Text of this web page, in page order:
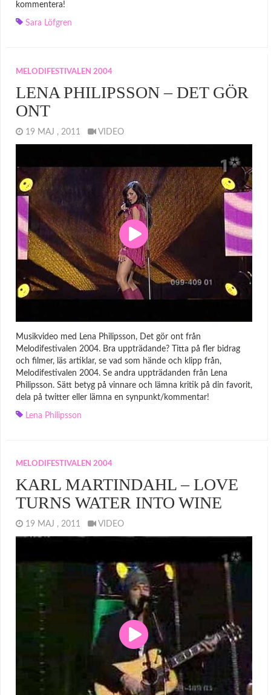
kommentera!
Sara Löfgren
MELODIFESTIVALEN 2004
LENA PHILIPSSON – DET GÖR
ONT
19 MAJ , 2011 VIDEO
Musikvideo med Lena Philipsson, Det gör ont från
Melodifestivalen 2004. Bra uppträdande? Titta på fler bidrag
och filmer, läs artiklar, se vad som hände och klipp från,
Melodifestivalen 2004. Se andra uppträdanden från Lena
Philipsson. Sätt betyg på vinnare och lämna kritik på din favorit,
dela på twitter eller lämna en synpunkt/kommentar!
Lena Philipsson
MELODIFESTIVALEN 2004
KARL MARTINDAHL – LOVE
TURNS WATER INTO WINE
19 MAJ , 2011 VIDEO